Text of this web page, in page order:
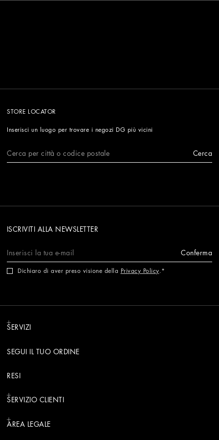
STORE LOCATOR
Inserisci un luogo per trovare i negozi DG più vicini
Cerca
ISCRIVITI ALLA NEWSLETTER
Conferma
Dichiaro di aver preso visione della Privacy Policy.
SERVIZI
SEGUI IL TUO ORDINE
RESI
SERVIZIO CLIENTI
AREA LEGALE